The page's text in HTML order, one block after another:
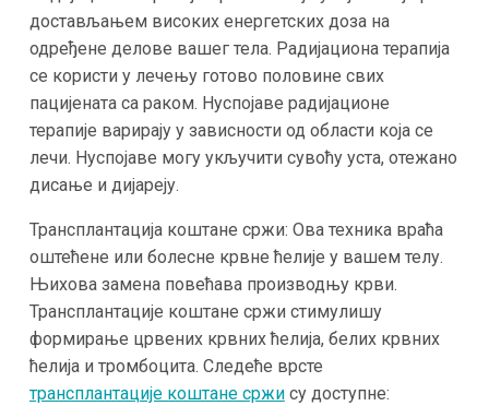
достављањем високих енергетских доза на
одређене делове вашег тела. Радијациона терапија
се користи у лечењу готово половине свих
пацијената са раком. Нуспојаве радијационе
терапије варирају у зависности од области која се
лечи. Нуспојаве могу укључити сувоћу уста, отежано
дисање и дијареју.
Трансплантација коштане сржи: Ова техника враћа
оштећене или болесне крвне ћелије у вашем телу.
Њихова замена повећава производњу крви.
Трансплантације коштане сржи стимулишу
формирање црвених крвних ћелија, белих крвних
ћелија и тромбоцита. Следеће врсте
трансплантације коштане сржису доступне: